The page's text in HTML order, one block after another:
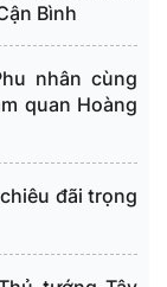
Bình
nhân cùng
quan Hoàng
đãi trọng